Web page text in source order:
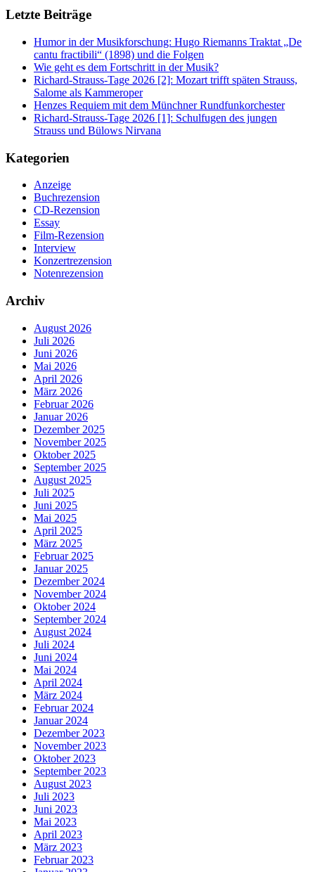
Letzte Beiträge
Humor in der Musikforschung: Hugo Riemanns Traktat „De
cantu fractibili“ (1898) und die Folgen
Wie geht es dem Fortschritt in der Musik?
Richard-Strauss-Tage 2026 [2]: Mozart trifft späten Strauss,
Salome als Kammeroper
Henzes Requiem mit dem Münchner Rundfunkorchester
Richard-Strauss-Tage 2026 [1]: Schulfugen des jungen
Strauss und Bülows Nirvana
Kategorien
Anzeige
Buchrezension
CD-Rezension
Essay
Film-Rezension
Interview
Konzertrezension
Notenrezension
Archiv
August 2026
Juli 2026
Juni 2026
Mai 2026
April 2026
März 2026
Februar 2026
Januar 2026
Dezember 2025
November 2025
Oktober 2025
September 2025
August 2025
Juli 2025
Juni 2025
Mai 2025
April 2025
März 2025
Februar 2025
Januar 2025
Dezember 2024
November 2024
Oktober 2024
September 2024
August 2024
Juli 2024
Juni 2024
Mai 2024
April 2024
März 2024
Februar 2024
Januar 2024
Dezember 2023
November 2023
Oktober 2023
September 2023
August 2023
Juli 2023
Juni 2023
Mai 2023
April 2023
März 2023
Februar 2023